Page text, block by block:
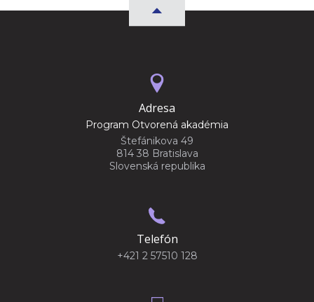
Adresa
Program Otvorená akadémia
Štefánikova 49
814 38 Bratislava
Slovenská republika
Telefón
+421 2 57510 128